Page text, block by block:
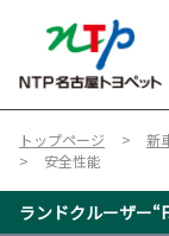
トップページ 新
安全性能
ランドクルーザー